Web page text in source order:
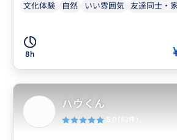
文化体験 自然 いい雰囲気 友達同士・
8h
ハウくん
5.0 (52件)